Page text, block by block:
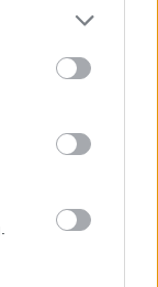
more Google
may click to
party tags to
below Google
a
jobb
európai
független
és publikált